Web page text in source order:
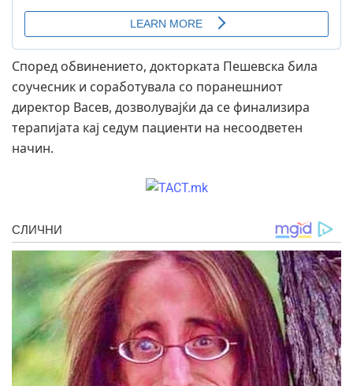
Според обвинението, докторката Пешевска била
соучесник и соработувала со поранешниот
директор Васев, дозволувајќи да се финализира
терапијата кај седум пациенти на несоодветен
начин.